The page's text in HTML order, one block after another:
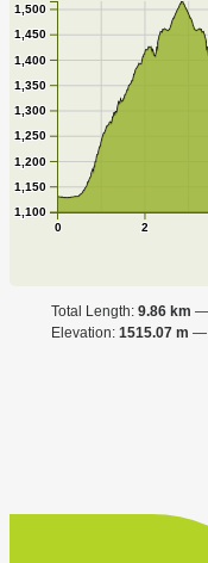
0 2
1,100
1,150
1,200
1,250
1,300
1,350
1,400
1,450
1,500
Total Length: 9.86 km
Elevation: 1515.07 m